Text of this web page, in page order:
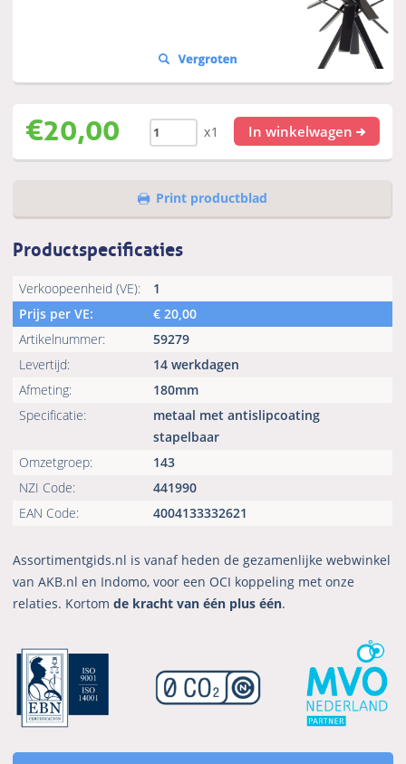
€20,00 x1 In winkelwagen
Print productblad
Productspecificaties
Verkoopeenheid (VE):
1
Prijs per VE:
€20,00
Artikelnummer:
59279
Levertijd:
14 werkdagen
Afmeting:
180mm
Specificatie:
metaal met antislipcoating
stapelbaar
Omzetgroep:
143
NZI Code:
441990
EAN Code:
4004133332621
Assortimentgids.nl is vanaf heden de gezamenlijke webwinkel
van AKB.nl en Indomo, voor een OCI koppeling met onze
relaties. Kortomde kracht van één plus één.